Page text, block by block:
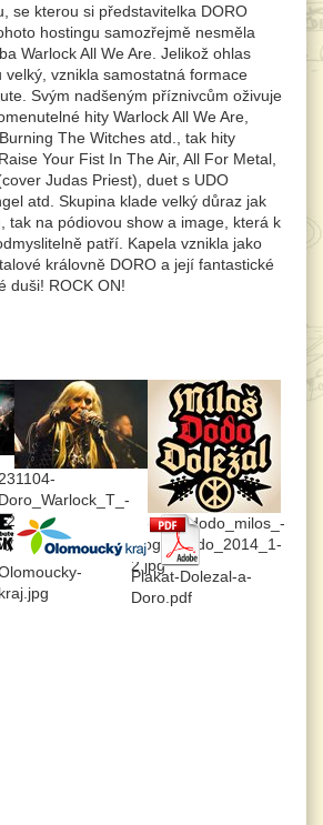
se kterou si představitelka DORO
hostingu samozřejmě nesměla
Warlock All We Are. Jelikož ohlas
velký, vznikla samostatná formace
Svým nadšeným příznivcům oživuje
hity Warlock All We Are,
The Witches atd., tak hity
Your Fist In The Air, All For Metal,
Judas Priest), duet s UDO
atd. Skupina klade velký důraz jak
tak na pódiovou show a image, která k
patří. Kapela vznikla jako
královně DORO a její fantastické
duši! ROCK ON!
231104-
Doro_Warlock_T_-
dolezal_dodo_milos_-
_logo_dodo_2014_1-
2.jpg
kraj.jpg
Plakat-Dolezal-a-
Doro.pdf